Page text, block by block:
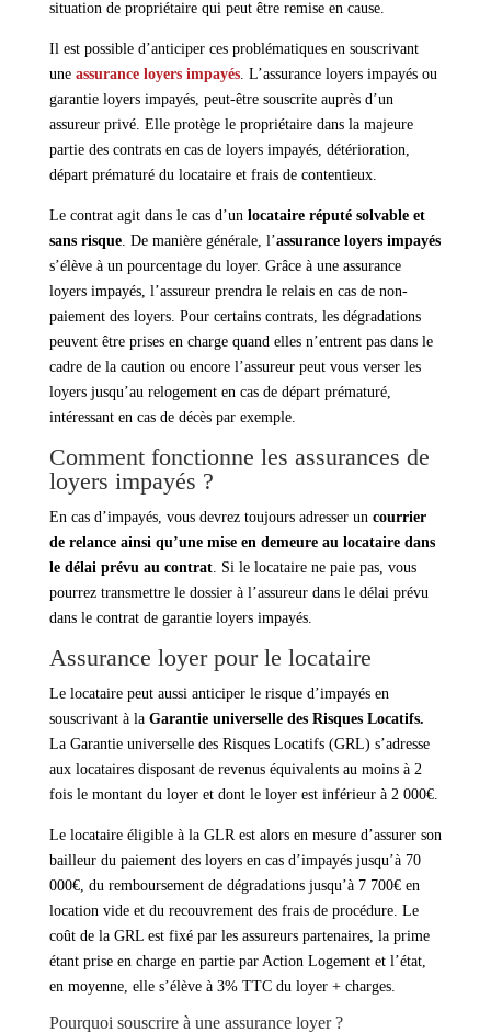
situation de propriétaire qui peut être remise en cause.
Il est possible d’anticiper ces problématiques en souscrivant
une assurance loyers impayés. L’assurance loyers impayés ou
garantie loyers impayés, peut-être souscrite auprès d’un
assureur privé. Elle protège le propriétaire dans la majeure
partie des contrats en cas de loyers impayés, détérioration,
départ prématuré du locataire et frais de contentieux.
Le contrat agit dans le cas d’un locataire réputé solvable et
sans risque. De manière générale, l’assurance loyers impayés
s’élève à un pourcentage du loyer. Grâce à une assurance
loyers impayés, l’assureur prendra le relais en cas de non-
paiement des loyers. Pour certains contrats, les dégradations
peuvent être prises en charge quand elles n’entrent pas dans le
cadre de la caution ou encore l’assureur peut vous verser les
loyers jusqu’au relogement en cas de départ prématuré,
intéressant en cas de décès par exemple.
Comment fonctionne les assurances de
loyers impayés ?
En cas d’impayés, vous devrez toujours adresser un courrier
de relance ainsi qu’une mise en demeure au locataire dans
le délai prévu au contrat. Si le locataire ne paie pas, vous
pourrez transmettre le dossier à l’assureur dans le délai prévu
dans le contrat de garantie loyers impayés.
Assurance loyer pour le locataire
Le locataire peut aussi anticiper le risque d’impayés en
souscrivant à la Garantie universelle des Risques Locatifs.
La Garantie universelle des Risques Locatifs (GRL) s’adresse
aux locataires disposant de revenus équivalents au moins à 2
fois le montant du loyer et dont le loyer est inférieur à 2 000€.
Le locataire éligible à la GLR est alors en mesure d’assurer son
bailleur du paiement des loyers en cas d’impayés jusqu’à 70
000€, du remboursement de dégradations jusqu’à 7 700€ en
location vide et du recouvrement des frais de procédure. Le
coût de la GRL est fixé par les assureurs partenaires, la prime
étant prise en charge en partie par Action Logement et l’état,
en moyenne, elle s’élève à 3% TTC du loyer + charges.
Pourquoi souscrire à une assurance loyer ?